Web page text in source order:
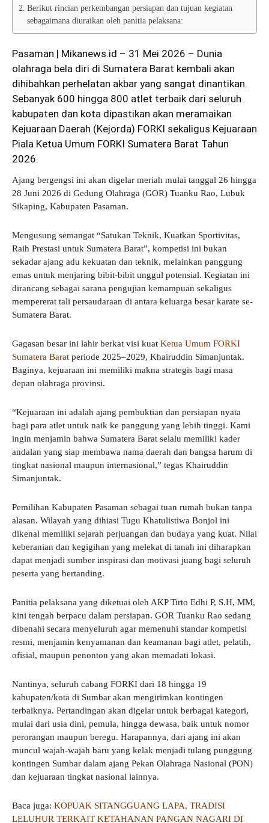
Berikut rincian perkembangan persiapan dan tujuan kegiatan
sebagaimana diuraikan oleh panitia pelaksana:
Pasaman | Mikanews.id – 31 Mei 2026 – Dunia
olahraga bela diri di Sumatera Barat kembali akan
dihibahkan perhelatan akbar yang sangat dinantikan.
Sebanyak 600 hingga 800 atlet terbaik dari seluruh
kabupaten dan kota dipastikan akan meramaikan
Kejuaraan Daerah (Kejorda) FORKI sekaligus Kejuaraan
Piala Ketua Umum FORKI Sumatera Barat Tahun
2026.
Ajang bergengsi ini akan digelar meriah mulai tanggal 26 hingga
28 Juni 2026 di Gedung Olahraga (GOR) Tuanku Rao, Lubuk
Sikaping, Kabupaten Pasaman.
Mengusung semangat “Satukan Teknik, Kuatkan Sportivitas,
Raih Prestasi untuk Sumatera Barat”, kompetisi ini bukan
sekadar ajang adu kekuatan dan teknik, melainkan panggung
emas untuk menjaring bibit-bibit unggul potensial. Kegiatan ini
dirancang sebagai sarana pengujian kemampuan sekaligus
mempererat tali persaudaraan di antara keluarga besar karate se-
Sumatera Barat.
Gagasan besar ini lahir berkat visi kuat Ketua Umum FORKI
Sumatera Barat periode 2025–2029, Khairuddin Simanjuntak.
Baginya, kejuaraan ini memiliki makna strategis bagi masa
depan olahraga provinsi.
“Kejuaraan ini adalah ajang pembuktian dan persiapan nyata
bagi para atlet untuk naik ke panggung yang lebih tinggi. Kami
ingin menjamin bahwa Sumatera Barat selalu memiliki kader
andalan yang siap membawa nama daerah dan bangsa harum di
tingkat nasional maupun internasional,” tegas Khairuddin
Simanjuntak.
Pemilihan Kabupaten Pasaman sebagai tuan rumah bukan tanpa
alasan. Wilayah yang dihiasi Tugu Khatulistiwa Bonjol ini
dikenal memiliki sejarah perjuangan dan budaya yang kuat. Nilai
keberanian dan kegigihan yang melekat di tanah ini diharapkan
dapat menjadi sumber inspirasi dan motivasi juang bagi seluruh
peserta yang bertanding.
Panitia pelaksana yang diketuai oleh AKP Tirto Edhi P, S.H, MM,
kini tengah berpacu dalam persiapan. GOR Tuanku Rao sedang
dibenahi secara menyeluruh agar memenuhi standar kompetisi
resmi, menjamin kenyamanan dan keamanan bagi atlet, pelatih,
ofisial, maupun penonton yang akan memadati lokasi.
Nantinya, seluruh cabang FORKI dari 18 hingga 19
kabupaten/kota di Sumbar akan mengirimkan kontingen
terbaiknya. Pertandingan akan digelar untuk berbagai kategori,
mulai dari usia dini, pemula, hingga dewasa, baik untuk nomor
perorangan maupun beregu. Harapannya, dari ajang ini akan
muncul wajah-wajah baru yang kelak menjadi tulang punggung
kontingen Sumbar dalam ajang Pekan Olahraga Nasional (PON)
dan kejuaraan tingkat nasional lainnya.
Baca juga: KOPUAK SITANGGUANG LAPA, TRADISI
LELUHUR TERKAIT KETAHANAN PANGAN NAGARI DI